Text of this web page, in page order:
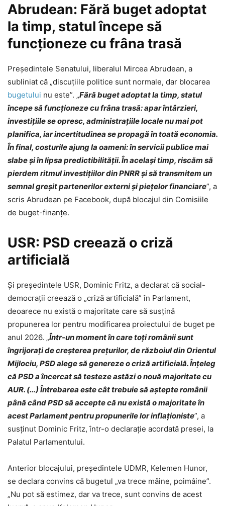
Abrudean: Fără buget adoptat
la timp, statul începe să
funcționeze cu frâna trasă
Președintele Senatului, liberalul Mircea Abrudean, a
subliniat că „discuțiile politice sunt normale, dar blocarea
bugetului nu este”. „Fără buget adoptat la timp, statul
începe să funcționeze cu frâna trasă: apar întârzieri,
investițiile se opresc, administrațiile locale nu mai pot
planifica, iar incertitudinea se propagă în toată economia.
În final, costurile ajung la oameni: în servicii publice mai
slabe și în lipsa predictibilității. În același timp, riscăm să
pierdem ritmul investițiilor din PNRR și să transmitem un
semnal greșit partenerilor externi și piețelor financiare”, a
scris Abrudean pe Facebook, după blocajul din Comisiile
de buget-finanțe.
USR: PSD creează o criză
artificială
Și președintele USR, Dominic Fritz, a declarat că social-
democrații creează o „criză artificială” în Parlament,
deoarece nu există o majoritate care să susțină
propunerea lor pentru modificarea proiectului de buget pe
anul 2026. „Într-un moment în care toți românii sunt
îngrijorați de creșterea prețurilor, de războiul din Orientul
Mijlociu, PSD alege să genereze o criză artificială. Înțeleg
că PSD a încercat să testeze astăzi o nouă majoritate cu
AUR. (…) Întrebarea este cât trebuie să aștepte românii
până când PSD să accepte că nu există o majoritate în
acest Parlament pentru propunerile lor inflaționiste”, a
susținut Dominic Fritz, într-o declarație acordată presei, la
Palatul Parlamentului.
Anterior blocajului, președintele UDMR, Kelemen Hunor,
se declara convins că bugetul „va trece mâine, poimâine”.
„Nu pot să estimez, dar va trece, sunt convins de acest